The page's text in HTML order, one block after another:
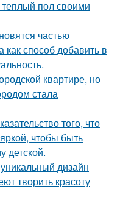
пол своими
частью
как способ добавить в
квартире, но
стала
того, что
чтобы быть
детской.
дизайн
творить красоту